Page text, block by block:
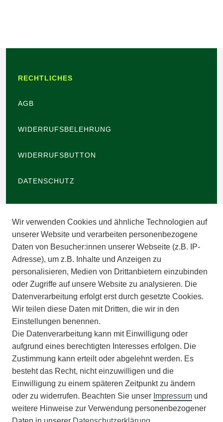
RECHTLICHES
AGB
WIDERRUFSBELEHRUNG
WIDERRUFSBUTTON
DATENSCHUTZ
IMPRESSUM
INFORMATIONEN
ZAHLUNGSARTEN
VERSAND
BATTERIEENTSORGUNG
VERANSTALTUNGEN
APOTHEKERSCHRANK
WISSENSWERTES
Wir verwenden Cookies und ähnliche Technologien auf
unserer Website und verarbeiten personenbezogene
Daten von Besucher:innen unserer Webseite (z.B. IP-
Adresse), um z.B. Inhalte und Anzeigen zu
personalisieren, Medien von Drittanbietern einzubinden
oder Zugriffe auf unsere Website zu analysieren. Die
Datenverarbeitung erfolgt erst durch gesetzte Cookies.
Wir teilen diese Daten mit Dritten, die wir in den
Einstellungen benennen.
Die Datenverarbeitung kann mit Einwilligung oder
aufgrund eines berechtigten Interesses erfolgen. Die
Zustimmung kann erteilt oder abgelehnt werden. Es
besteht das Recht, nicht einzuwilligen und die
Einwilligung zu einem späteren Zeitpunkt zu ändern
oder zu widerrufen. Beachten Sie unser Impressum und
weitere Hinweise zur Verwendung personenbezogener